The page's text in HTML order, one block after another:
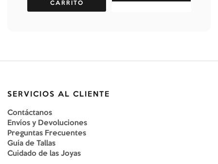
CARRITO
SERVICIOS AL CLIENTE
Contáctanos
Envíos y Devoluciones
Preguntas Frecuentes
Guía de Tallas
Cuidado de las Joyas